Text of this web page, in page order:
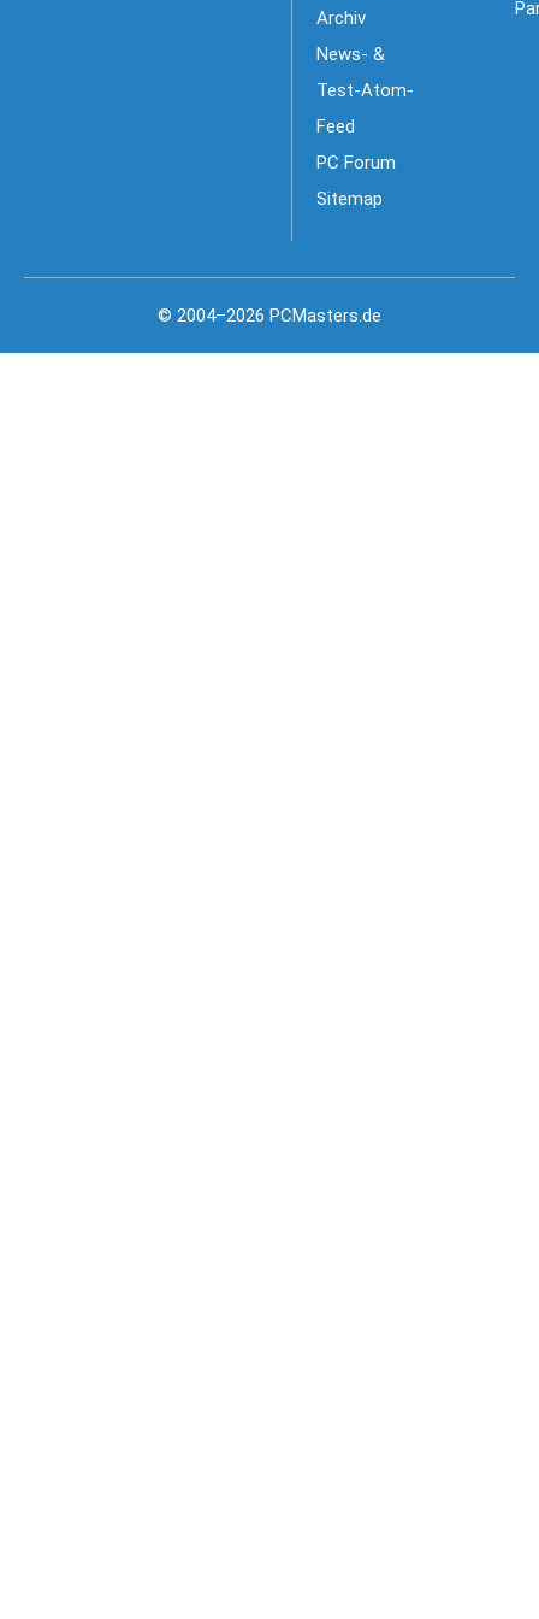
Archiv
News- &
Test-Atom-
Feed
PC Forum
Sitemap
© 2004–2026 PCMasters.de